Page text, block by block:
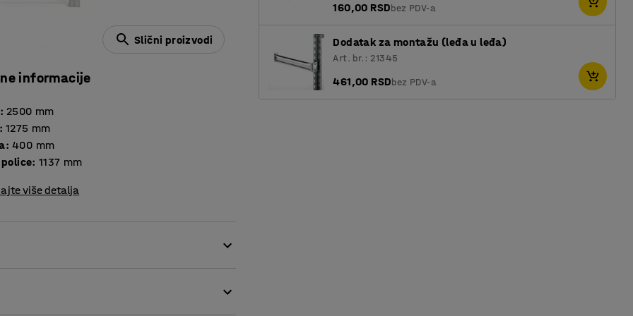
Slični proizvodi
informacije
: 2500 mm
: 1275 mm
: 400 mm
: 1137 mm
više detalja
velika nosivost i mala težina ovog
160,00 RSDbez PDV-a
Dodatak za montažu (leđa u leđa)
Art. br.: 21345
461,00 RSDbez PDV-a